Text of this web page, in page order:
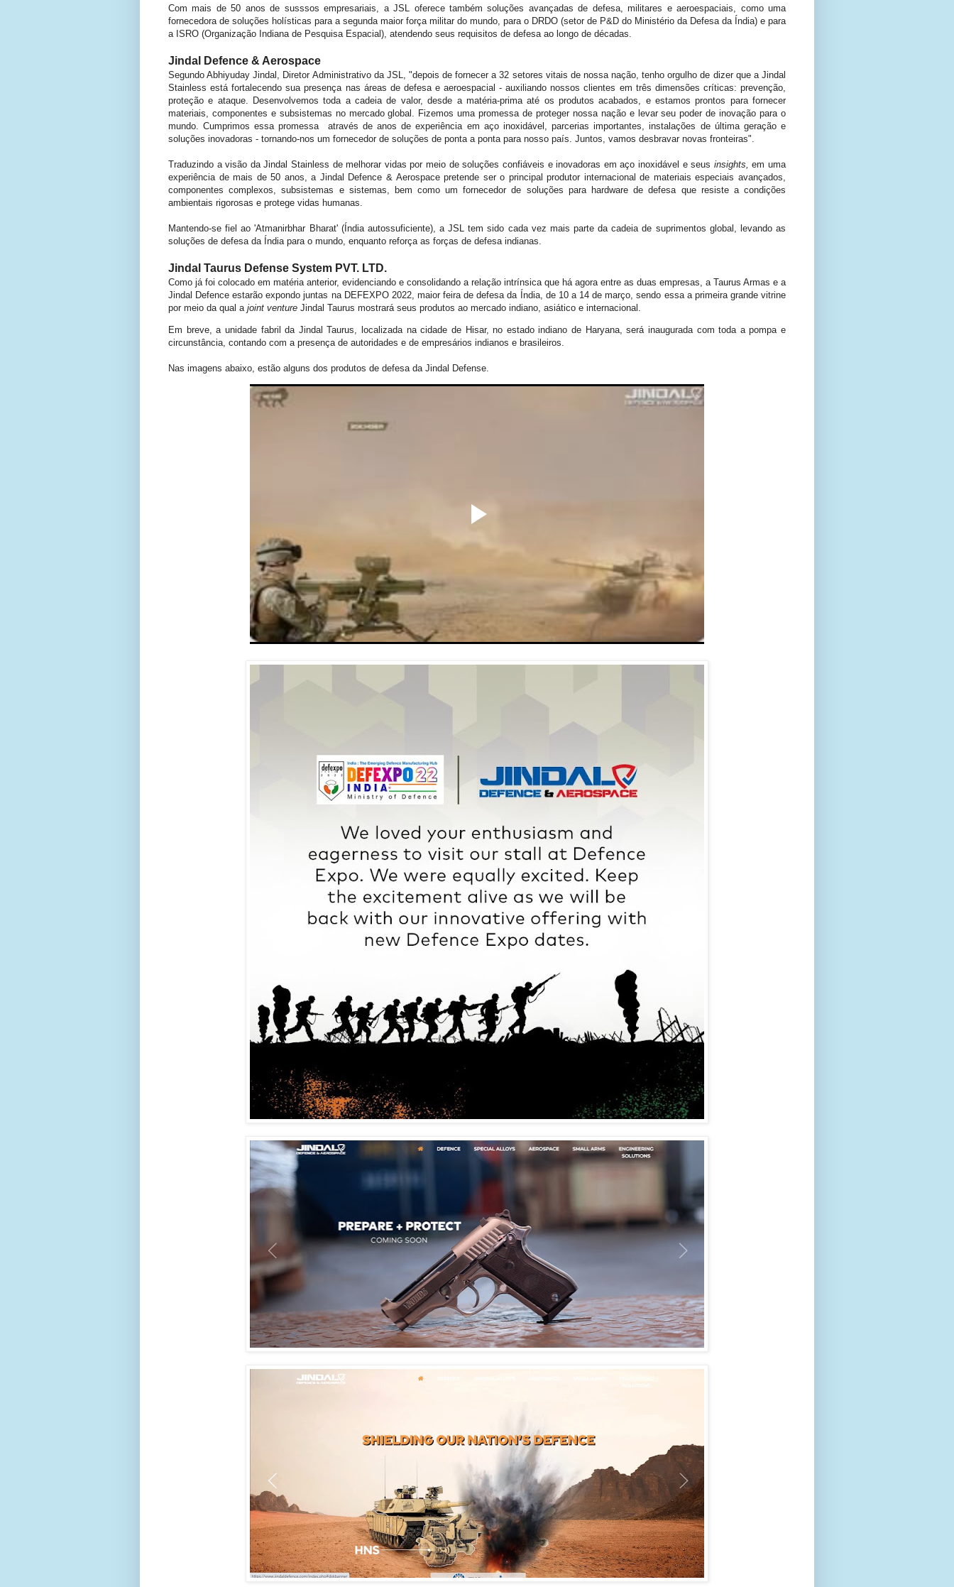
Com mais de 50 anos de susssos empresariais, a JSL oferece também soluções avançadas de defesa, militares e aeroespaciais, como uma
fornecedora de soluções holísticas para a segunda maior força militar do mundo, para o DRDO (setor de P&D do Ministério da Defesa da Índia) e para
a ISRO (Organização Indiana de Pesquisa Espacial), atendendo seus requisitos de defesa ao longo de décadas.
Jindal Defence & Aerospace
Segundo Abhiyuday Jindal, Diretor Administrativo da JSL, "depois de fornecer a 32 setores vitais de nossa nação, tenho orgulho de dizer que a Jindal
Stainless está fortalecendo sua presença nas áreas de defesa e aeroespacial - auxiliando nossos clientes em três dimensões críticas: prevenção,
proteção e ataque. Desenvolvemos toda a cadeia de valor, desde a matéria-prima até os produtos acabados, e estamos prontos para fornecer
materiais, componentes e subsistemas no mercado global. Fizemos uma promessa de proteger nossa nação e levar seu poder de inovação para o
mundo. Cumprimos essa promessa através de anos de experiência em aço inoxidável, parcerias importantes, instalações de última geração e
soluções inovadoras - tornando-nos um fornecedor de soluções de ponta a ponta para nosso país. Juntos, vamos desbravar novas fronteiras".
Traduzindo a visão da Jindal Stainless de melhorar vidas por meio de soluções confiáveis ​​e inovadoras em aço inoxidável e seus insights,em uma
experiência de mais de 50 anos, a Jindal Defence & Aerospace pretende ser o principal produtor internacional de materiais especiais avançados,
componentes complexos, subsistemas e sistemas, bem como um fornecedor de soluções para hardware de defesa que resiste a condições
ambientais rigorosas e protege vidas humanas.
Mantendo-se fiel ao 'Atmanirbhar Bharat' (Índia autossuficiente), a JSL tem sido cada vez mais parte da cadeia de suprimentos global, levando as
soluções de defesa da Índia para o mundo, enquanto reforça as forças de defesa indianas.
Jindal Taurus Defense System PVT. LTD.
Como já foi colocado em matéria anterior, evidenciando e consolidando a relação intrínsica que há agora entre as duas empresas, a Taurus Armas e a
Jindal Defence estarão expondo juntas na DEFEXPO 2022, maior feira de defesa da Índia, de 10 a 14 de março, sendo essa a primeira grande vitrine
por meio da qual a joint venture Jindal Taurus mostrará seus produtos ao mercado indiano, asiático e internacional.
Em breve, a unidade fabril da Jindal Taurus, localizada na cidade de Hisar, no estado indiano de Haryana, será inaugurada com toda a pompa e
circunstância, contando com a presença de autoridades e de empresários indianos e brasileiros.
Nas imagens abaixo, estão alguns dos produtos de defesa da Jindal Defense.